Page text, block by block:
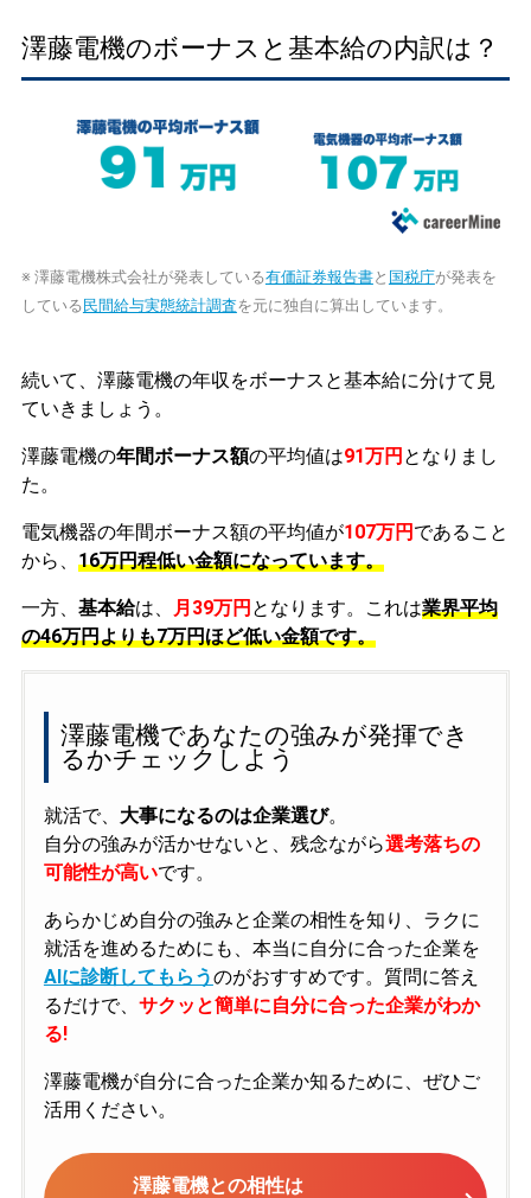
澤藤電機のボーナスと基本給の内訳は？
※ 澤藤電機株式会社が発表している有価証券報告書と 国税庁が発表を
している 民間給与実態統計調査を元に独自に算出しています。
続いて、澤藤電機の年収をボーナスと基本給に分けて見
ていきましょう。
澤藤電機の年間ボーナス額の平均値は91万円 となりまし
た。
電気機器の年間ボーナス額の平均値が107万円 であること
から、 16万円程低い金額になっています。
一方、 基本給は、 月39万円 となります。これは業界平均
の46万円よりも7万円ほど低い金額です。
澤藤電機であなたの強みが発揮でき
るかチェックしよう
就活で、 大事になるのは企業選び。
自分の強みが活かせないと、残念ながら選考落ちの
可能性が高いです。
あらかじめ自分の強みと企業の相性を知り、ラクに
就活を進めるためにも、本当に自分に合った企業を
AIに診断してもらうのがおすすめです。質問に答え
るだけで、 サクッと簡単に自分に合った企業がわか
る!
澤藤電機が自分に合った企業か知るために、ぜひご
活用ください。
澤藤電機との相性は